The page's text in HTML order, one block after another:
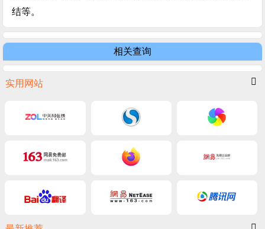
结等。
相关查询
实用网站